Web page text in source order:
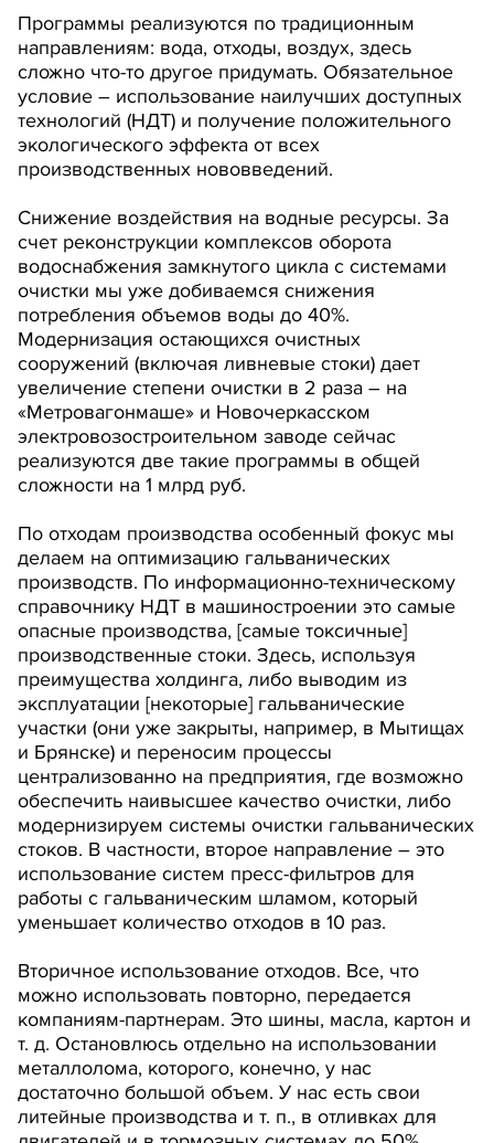
Программы реализуются по традиционным
направлениям: вода, отходы, воздух, здесь
сложно что-то другое придумать. Обязательное
условие – использование наилучших доступных
технологий (НДТ) и получение положительного
экологического эффекта от всех
производственных нововведений.
Снижение воздействия на водные ресурсы. За
счет реконструкции комплексов оборота
водоснабжения замкнутого цикла с системами
очистки мы уже добиваемся снижения
потребления объемов воды до 40%.
Модернизация остающихся очистных
сооружений (включая ливневые стоки) дает
увеличение степени очистки в 2 раза – на
«Метровагонмаше» и Новочеркасском
электровозостроительном заводе сейчас
реализуются две такие программы в общей
сложности на 1 млрд руб.
По отходам производства особенный фокус мы
делаем на оптимизацию гальванических
производств. По информационно-техническому
справочнику НДТ в машиностроении это самые
опасные производства, [самые токсичные]
производственные стоки. Здесь, используя
преимущества холдинга, либо выводим из
эксплуатации [некоторые] гальванические
участки (они уже закрыты, например, в Мытищах
и Брянске) и переносим процессы
централизованно на предприятия, где возможно
обеспечить наивысшее качество очистки, либо
модернизируем системы очистки гальванических
стоков. В частности, второе направление – это
использование систем пресс-фильтров для
работы с гальваническим шламом, который
уменьшает количество отходов в 10 раз.
Вторичное использование отходов. Все, что
можно использовать повторно, передается
компаниям-партнерам. Это шины, масла, картон и
т. д. Остановлюсь отдельно на использовании
металлолома, которого, конечно, у нас
достаточно большой объем. У нас есть свои
литейные производства и т. п., в отливках для